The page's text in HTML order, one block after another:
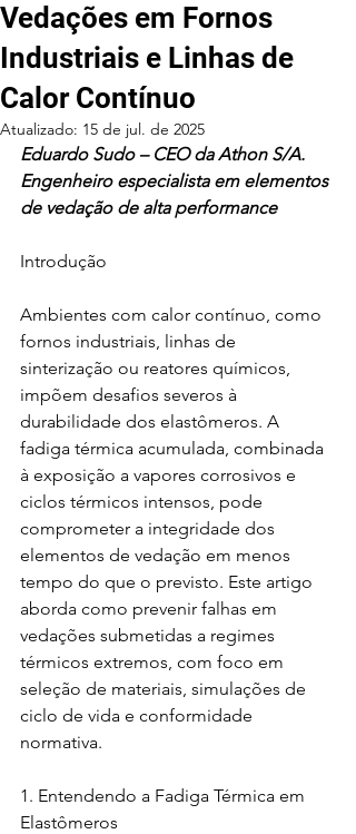
Vedações em Fornos
Industriais e Linhas de
Calor Contínuo
Atualizado: 15 de jul. de 2025
Eduardo Sudo – CEO da Athon S/A.
Engenheiro especialista em elementos
de vedação de alta performance
Introdução
Ambientes com calor contínuo, como
fornos industriais, linhas de
sinterização ou reatores químicos,
impõem desafios severos à
durabilidade dos elastômeros. A
fadiga térmica acumulada, combinada
à exposição a vapores corrosivos e
ciclos térmicos intensos, pode
comprometer a integridade dos
elementos de vedação em menos
tempo do que o previsto. Este artigo
aborda como prevenir falhas em
vedações submetidas a regimes
térmicos extremos, com foco em
seleção de materiais, simulações de
ciclo de vida e conformidade
normativa.
1. Entendendo a Fadiga Térmica em
Elastômeros